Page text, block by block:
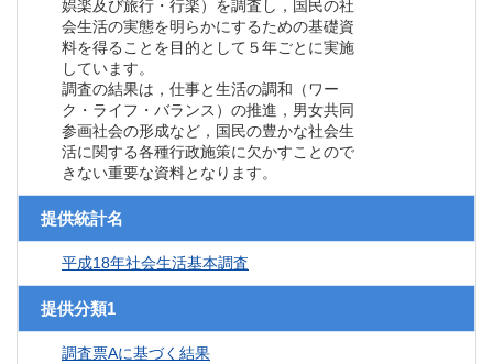
娯楽及び旅行・行楽）を調査し，国民の社
会生活の実態を明らかにするための基礎資
料を得ることを目的として５年ごとに実施
しています。
調査の結果は，仕事と生活の調和（ワー
ク・ライフ・バランス）の推進，男女共同
参画社会の形成など，国民の豊かな社会生
活に関する各種行政施策に欠かすことので
きない重要な資料となります。
提供統計名
平成18年社会生活基本調査
提供分類1
調査票Aに基づく結果